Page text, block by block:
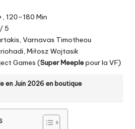
120–180 Min
5
Varnavas Timotheou
Miłosz Wojtasik
Games (Super Meeplepour la VF)
en Juin 2026 en boutique